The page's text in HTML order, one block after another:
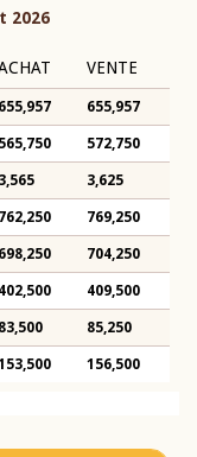
2026
VENTE
655,957 655,957
565,750 572,750
3,565 3,625
762,250 769,250
698,250 704,250
402,500 409,500
83,500 85,250
156,500